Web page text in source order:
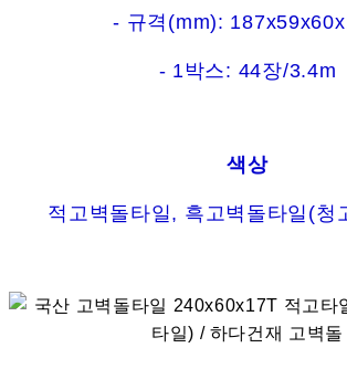
- 규격(mm):
- 1박스: 44장/3.4m
색상
적고벽돌타일, 흑고벽돌타일(청